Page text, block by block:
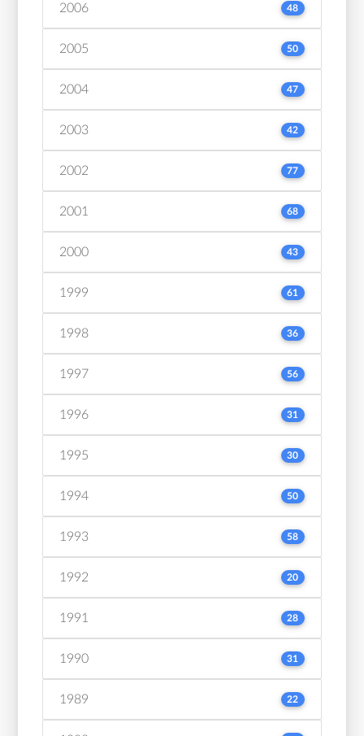
2006 48
2005 50
2004 47
2003 42
2002 77
2001 68
2000 43
1999 61
1998 36
1997 56
1996 31
1995 30
1994 50
1993 58
1992 20
1991 28
1990 31
1989 22